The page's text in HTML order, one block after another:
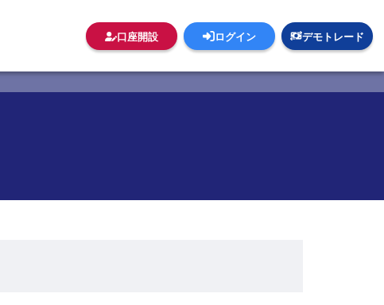
口座開設 ログイン デモトレード